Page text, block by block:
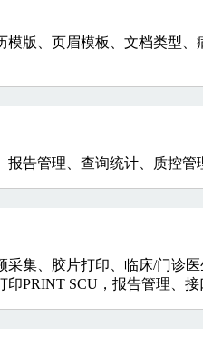
模版、页眉模板、文档类型
报告管理、查询统计、质控
集、胶片打印、临床/门诊
印PRINT SCU，报告管理、接